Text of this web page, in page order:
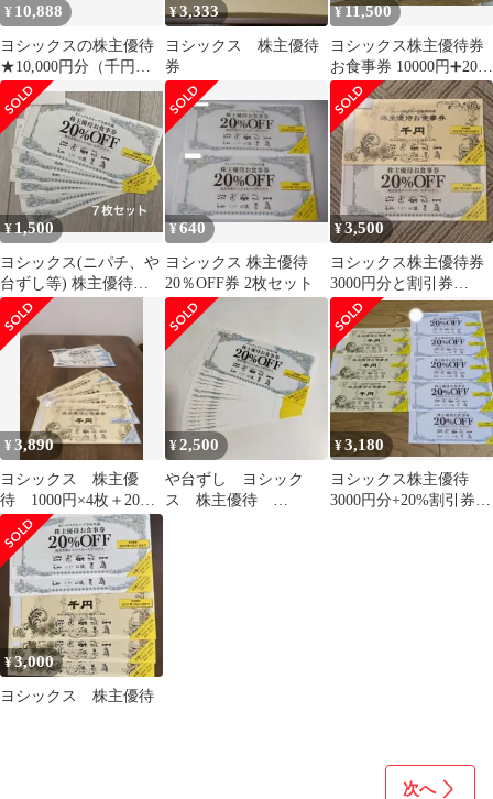
¥ 10,888
ヨシックスの株主優待
★10,000円分（千円券
×10枚）+20％OFF券10
枚
¥3,333
ヨシックス 株主優待
券
¥11,500
ヨシックス株主優待券
お食事券 10000円➕20パ
ーセント割引券10枚
¥ 1,500
ヨシックス(ニパチ、や
台ずし等) 株主優待お
食事券 20%OFF 7枚セ
ット
¥640
ヨシックス 株主優待
20％OFF券 2枚セット
¥3,500
ヨシックス株主優待券
3000円分と割引券
20%OFF 10枚
¥3,890
ヨシックス 株主優
待 1000円×4枚＋20%
割引券×2枚
¥2,500
や台ずし ヨシック
ス 株主優待
¥3,180
ヨシックス株主優待
3000円分+20%割引券5
¥3,000
ヨシックス 株主優待
次へ